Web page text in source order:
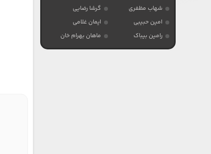
شهاب مظفری
گرشا رضایی
امین حبیبی
ایمان غلامی
رامین بیباک
ماهان بهرام خان